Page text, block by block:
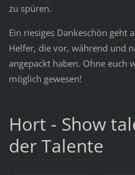
zu spüren.
Ein riesiges Dankeschön geht
Helfer, die vor, während und
angepackt haben. Ohne euch
möglich gewesen!
Hort - Show
der Talente